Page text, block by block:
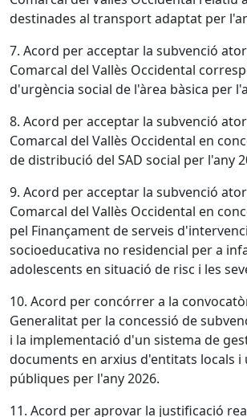
destinades al transport adaptat per
7. Acord per acceptar la subvenció
Comarcal del Vallès Occidental
d'urgència social de l'àrea bàsica per
8. Acord per acceptar la subvenció
Comarcal del Vallès Occidental en
de distribució del SAD social per l'any
9. Acord per acceptar la subvenció
Comarcal del Vallès Occidental en
pel Finançament de serveis
socioeducativa no residencial per a
adolescents en situació de risc i les
10. Acord per concórrer a la
Generalitat per la concessió de
i la implementació d'un sistema de
documents en arxius d'entitats locals i
públiques per l'any 2026.
11. Acord per aprovar la justificació